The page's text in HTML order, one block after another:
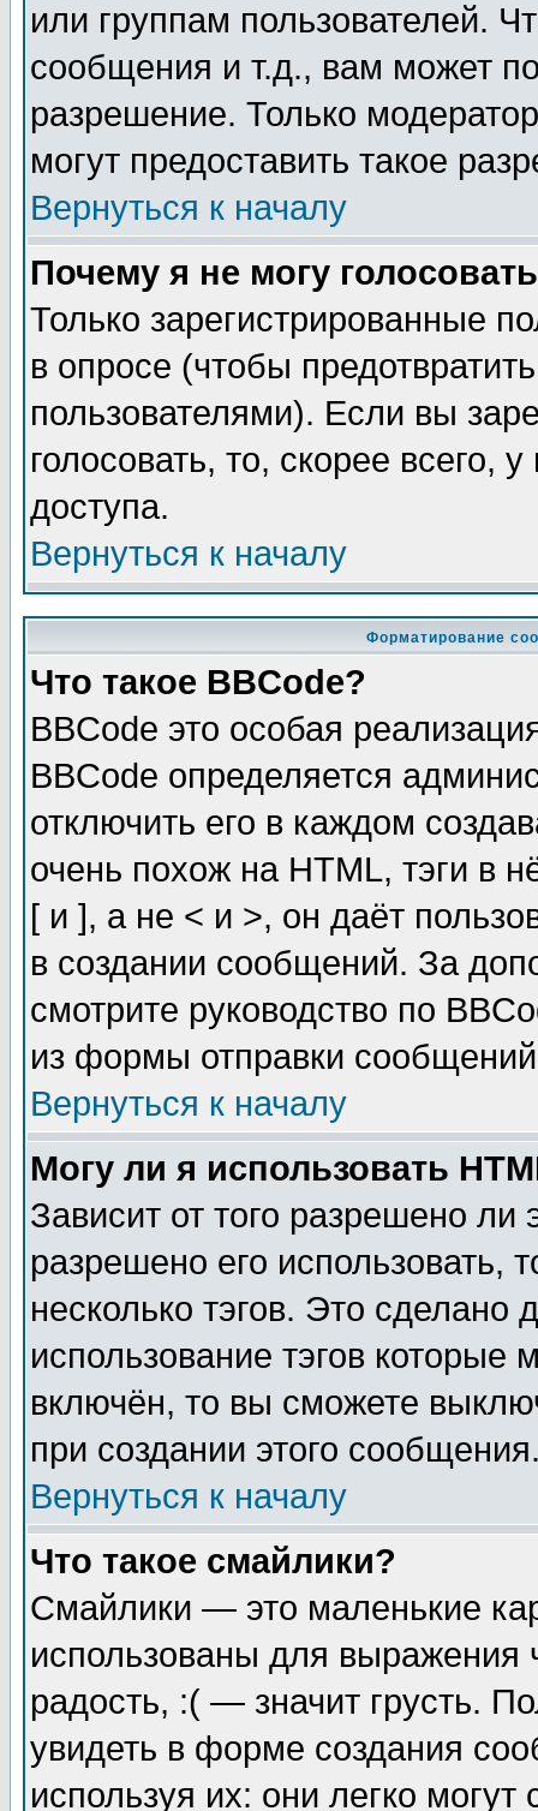
или группам пользователей.
сообщения и т.д., вам может
разрешение. Только
могут предоставить такое
Вернуться к началу
Почему я не могу
Только зарегистрированные
в опросе (чтобы
пользователями). Если вы
голосовать, то, скорее всего,
доступа.
Вернуться к началу
Форматирование
Что такое BBCode?
BBCode это особая
BBCode определяется
отключить его в каждом
очень похож на HTML, тэги в
[ и ], а не < и >, он даёт
в создании сообщений. За
смотрите руководство по
из формы отправки
Вернуться к началу
Могу ли я использовать
Зависит от того разрешено
разрешено его использовать,
несколько тэгов. Это сделано
использование тэгов
включён, то вы сможете
при создании этого
Вернуться к началу
Что такое смайлики?
Смайлики — это маленькие
использованы для
радость, :( — значит грусть.
увидеть в форме создания
используя их: они легко